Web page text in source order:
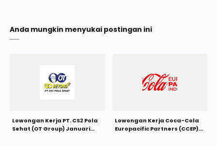
Anda mungkin menyukai postingan ini
Lowongan Kerja PT. CS2 Pola
Sehat (OT Group) Januari
Lowongan Kerja Coca-Cola
Europacific Partners (CCEP)